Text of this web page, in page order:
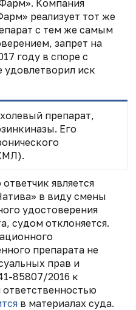
Компания
реализует тот же
с тем же самым
запрет на
году в споре с
удовлетворил иск
препарат,
Его
является
в виду смены
удостоверения
судом отклоняется.
препарата не
прав и
85807/2016 к
в материалах суда.